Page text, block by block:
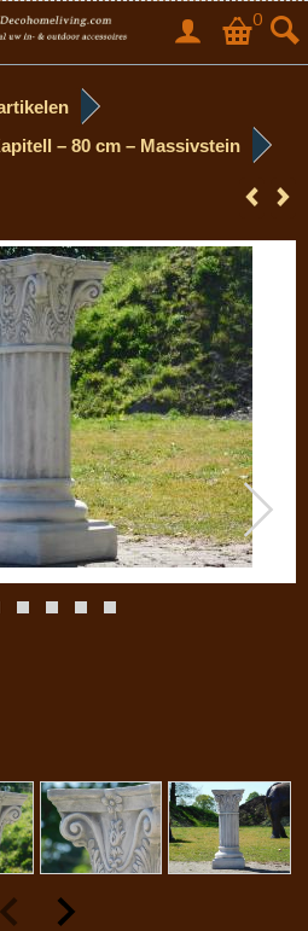
0
– 80 cm – Massivstein